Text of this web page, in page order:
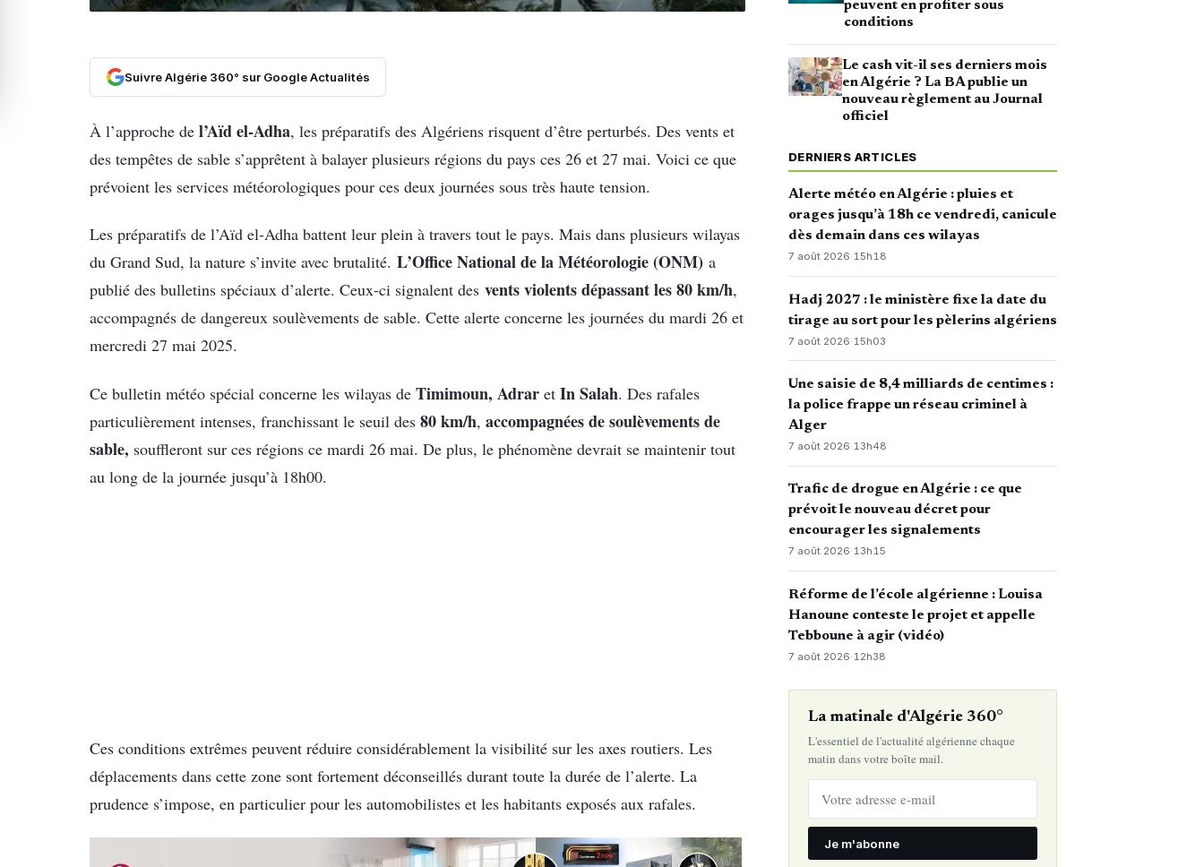
Suivre Algérie 360° sur Google Actualités
À l’approche de l’Aïd el-Adha, les préparatifs des Algériens risquent d’être perturbés. Des vents et
des tempêtes de sable s’apprêtent à balayer plusieurs régions du pays ces 26 et 27 mai. Voici ce que
prévoient les services météorologiques pour ces deux journées sous très haute tension.
Les préparatifs de l’Aïd el-Adha battent leur plein à travers tout le pays. Mais dans plusieurs wilayas
du Grand Sud, la nature s’invite avec brutalité. L’Office National de la Météorologie (ONM) a
publié des bulletins spéciaux d’alerte. Ceux-ci signalent des vents violents dépassant les 80 km/h,
accompagnés de dangereux soulèvements de sable. Cette alerte concerne les journées du mardi 26 et
mercredi 27 mai 2025.
Ce bulletin météo spécial concerne les wilayas de Timimoun, Adrar et In Salah. Des rafales
particulièrement intenses, franchissant le seuil des 80 km/h, accompagnées de soulèvements de
sable, souffleront sur ces régions ce mardi 26 mai. De plus, le phénomène devrait se maintenir tout
au long de la journée jusqu’à 18h00.
Ces conditions extrêmes peuvent réduire considérablement la visibilité sur les axes routiers. Les
déplacements dans cette zone sont fortement déconseillés durant toute la durée de l’alerte. La
prudence s’impose, en particulier pour les automobilistes et les habitants exposés aux rafales.
peuvent en profiter sous
conditions
Le cash vit-il ses derniers mois
en Algérie ? La BA publie un
nouveau règlement au Journal
officiel
DERNIERS ARTICLES
Alerte météo en Algérie : pluies et
orages jusqu’à 18h ce vendredi, canicule
dès demain dans ces wilayas
7 août 2026·15h18
Hadj 2027 : le ministère fixe la date du
tirage au sort pour les pèlerins algériens
7 août 2026· 15h03
Une saisie de 8,4 milliards de centimes :
la police frappe un réseau criminel à
Alger
7 août 2026·13h48
Trafic de drogue en Algérie : ce que
prévoit le nouveau décret pour
encourager les signalements
7 août 2026·13h15
Réforme de l’école algérienne : Louisa
Hanoune conteste le projet et appelle
Tebboune à agir (vidéo)
7 août 2026· 12h38
La matinale d'Algérie 360°
L'essentiel de l'actualité algérienne chaque
matin dans votre boîte mail.
Je m'abonne